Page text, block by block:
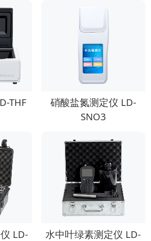
THF
硝酸盐氮测定仪 LD-
SNO3
LD-
水中叶绿素测定仪 LD-